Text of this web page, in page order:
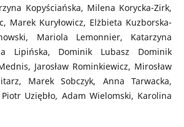
Kopyściańska, Milena Korycka-Zirk,
Marek Kuryłowicz, Elżbieta Kuzborska-
Mariola Lemonnier, Katarzyna
Lipińska, Dominik Lubasz Dominik
Jarosław Rominkiewicz, Mirosław
Marek Sobczyk, Anna Tarwacka,
Uziębło, Adam Wielomski, Karolina